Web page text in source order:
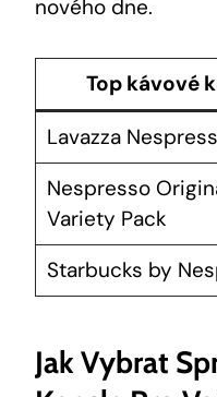
nového dne.
Top kávové
Lavazza
Nespresso
Variety Pack
Starbucks by
Jak Vybrat